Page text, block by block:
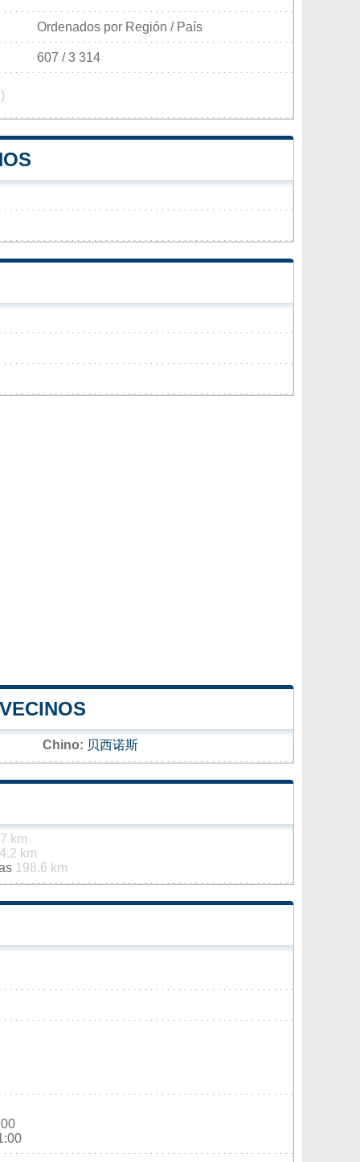
Ordenados por Región / País
607 / 3 314
Chino: 贝西诺斯
km
km
198.6 km